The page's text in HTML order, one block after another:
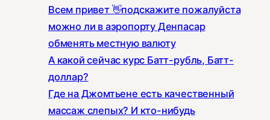
Всем привет 👋подскажите пожалуйста
можно ли в аэропорту Денпасар
обменять местную валюту
А какой сейчас курс Батт-рубль, Батт-
доллар?
Где на Джомтьене есть качественный
массаж слепых? И кто-нибудь